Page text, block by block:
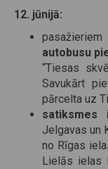
12. jūnijā:
pasažieriem
autobusu
“Tiesas
Savukārt
pārcelta uz
satiksmes
Jelgavas un
no Rīgas
Lielās ielas